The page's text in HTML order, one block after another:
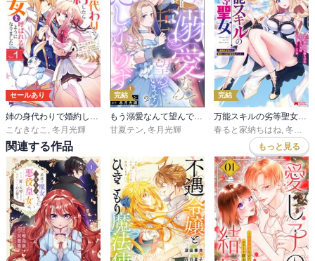
セールあり
こなきなこ
冬月光輝
完結
甘夏テン 冬月光輝
完結
春ると家納ちはね 冬月光輝
関連する作品 もっと見る